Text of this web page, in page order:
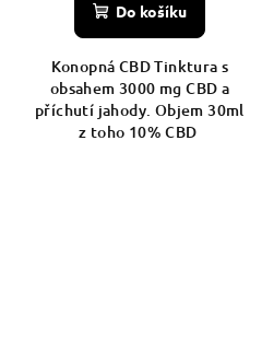
Do košíku
Konopná CBD Tinktura s
obsahem 3000 mg CBD a
příchutí jahody. Objem 30ml
z toho 10% CBD